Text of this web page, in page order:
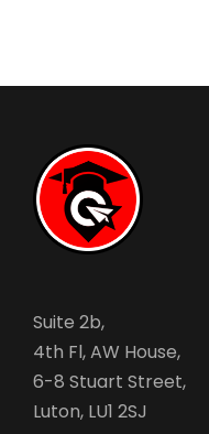
Suite 2b,
4th Fl, AW House,
6-8 Stuart Street,
Luton, LU1 2SJ